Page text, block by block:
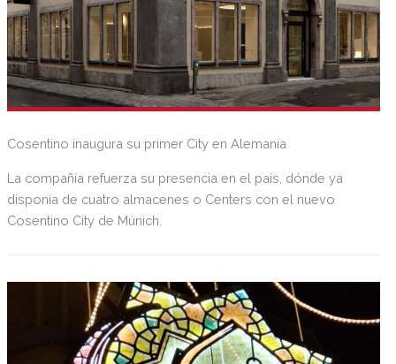
Cosentino inaugura su primer City en Alemania
La compañía refuerza su presencia en el país, dónde ya
disponía de cuatro almacenes o Centers con el nuevo
Cosentino City de Múnich.